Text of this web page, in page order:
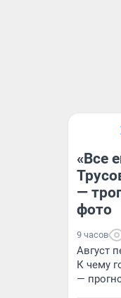
«Все
—
фото
9 часов
Август
К чему
—